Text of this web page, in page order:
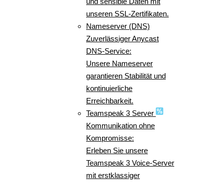
unseren SSL-Zertifikaten.
Nameserver (DNS)
Zuverlässiger Anycast
DNS-Service:
Unsere Nameserver
garantieren Stabilität und
kontinuierliche
Erreichbarkeit.
Teamspeak 3 Server
Kommunikation ohne
Kompromisse:
Erleben Sie unsere
Teamspeak 3 Voice-Server
mit erstklassiger